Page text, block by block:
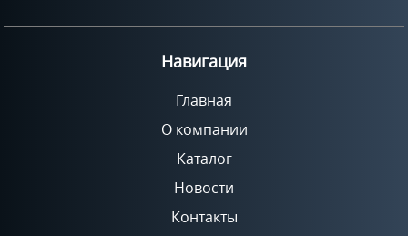
Навигация
Главная
О компании
Каталог
Новости
Контакты